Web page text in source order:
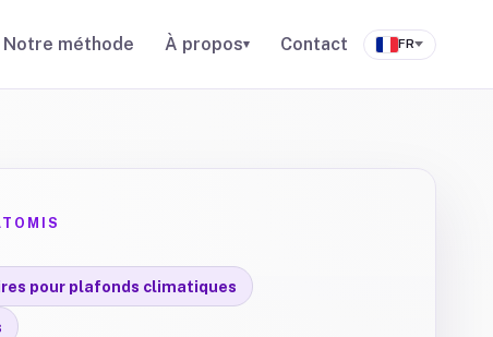
Notre méthode À propos▾ Contact FR
pour plafonds climatiques